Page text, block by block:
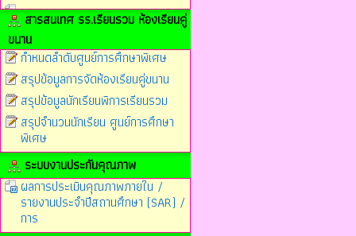
สารสนเทศ รร.เรียนรวม ห้องเรียนคู่
ขนาน
กำหนดลำดับศูนย์การศึกษาพิเศษ
สรุปข้อมูลการจัดห้องเรียนคู่ขนาน
สรุปข้อมูลนักเรียนพิการเรียนรวม
สรุปจำนวนนักเรียน ศูนย์การศึกษา
พิเศษ
ระบบงานประกันคุณภาพ
ผลการประเมินคุณภาพภายใน /
รายงานประจำปีสถานศึกษา (SAR) /
การ